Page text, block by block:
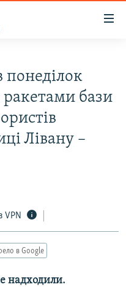
понеділок
ракетами бази
Лівану –
VPN
в Google
надходили.